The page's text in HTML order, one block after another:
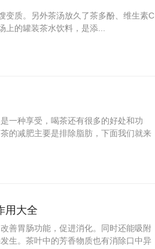
变质。另外茶汤放久了茶多酚、维生素C
的罐装茶水饮料，是添...
一种享受，喝茶还有很多的好处和功
的减肥主要是排除脂肪，下面我们就来
用大全
善胃肠功能，促进消化。同时还能吸附
生。茶叶中的芳香物质也有消除口中异